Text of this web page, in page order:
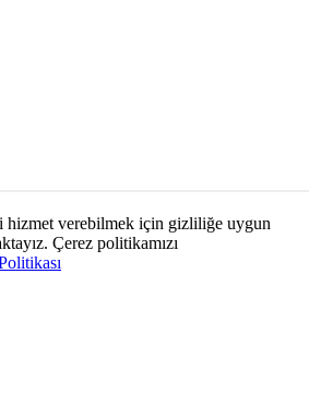
hizmet verebilmek için gizliliğe uygun
Çerez politikamızı